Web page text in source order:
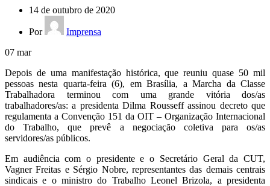
14 de outubro de 2020
Por
Imprensa
07 mar
Depois de uma manifestação histórica, que reuniu quase 50 mil
pessoas nesta quarta-feira (6), em Brasília, a Marcha da Classe
Trabalhadora terminou com uma grande vitória dos/as
trabalhadores/as: a presidenta Dilma Rousseff assinou decreto que
regulamenta a Convenção 151 da OIT – Organização Internacional
do Trabalho, que prevê a negociação coletiva para os/as
servidores/as públicos.
Em audiência com o presidente e o Secretário Geral da CUT,
Vagner Freitas e Sérgio Nobre, representantes das demais centrais
sindicais e o ministro do Trabalho Leonel Brizola, a presidenta